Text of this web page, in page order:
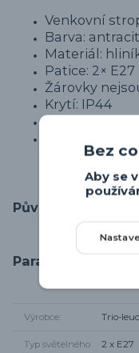
Venkovní
Barva: antracit
Materiál:
Patice: 2× E27
Žárovky
Krytí: IP44
Rozměry: 24 ×
Původ zboží
Parametry
Výrobce Trio-
Typ světelného
2 x E27
Bez
Aby se